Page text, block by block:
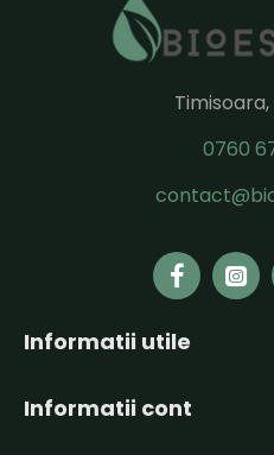
0760
Informatii utile
Informatii cont